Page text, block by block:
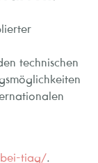
technischen
tiag/.